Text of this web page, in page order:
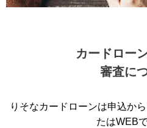
カードロー
審査に
りそなカードローンは申込か
たはWEBで